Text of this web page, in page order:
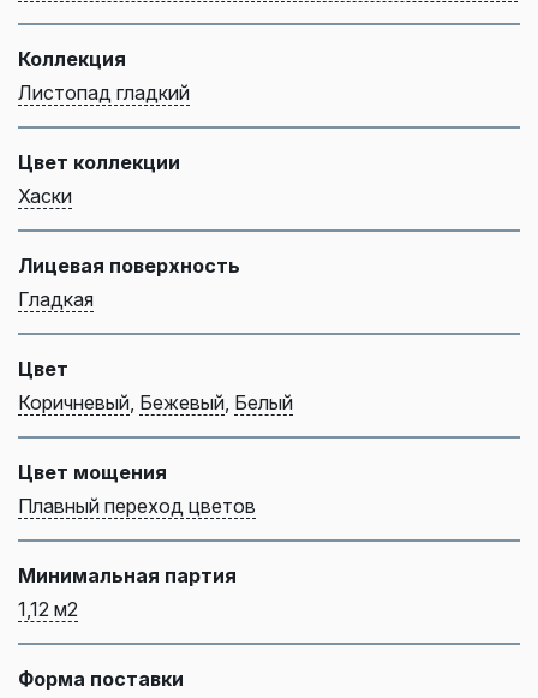
Коллекция
Листопад гладкий
Цвет коллекции
Хаски
Лицевая поверхность
Гладкая
Цвет
Коричневый Бежевый Белый
Цвет мощения
Плавный переход цветов
Минимальная партия
1,12 м2
Форма поставки